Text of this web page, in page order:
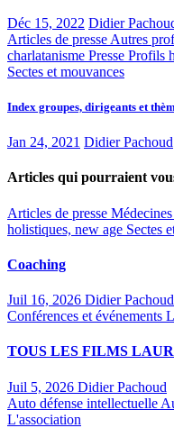
Déc 15, 2022 Didier
Articles de presse Autres
charlatanisme Presse Profils
Sectes et mouvances
Index groupes, dirigeants et
Jan 24, 2021 Didier Pachoud
Articles qui pourraient
Articles de presse
holistiques, new age Sectes
Coaching
Juil 16, 2026 Didier Pachoud
Conférences et événements
TOUS LES FILMS
Juil 5, 2026 Didier Pachoud
Auto défense intellectuelle
L'association